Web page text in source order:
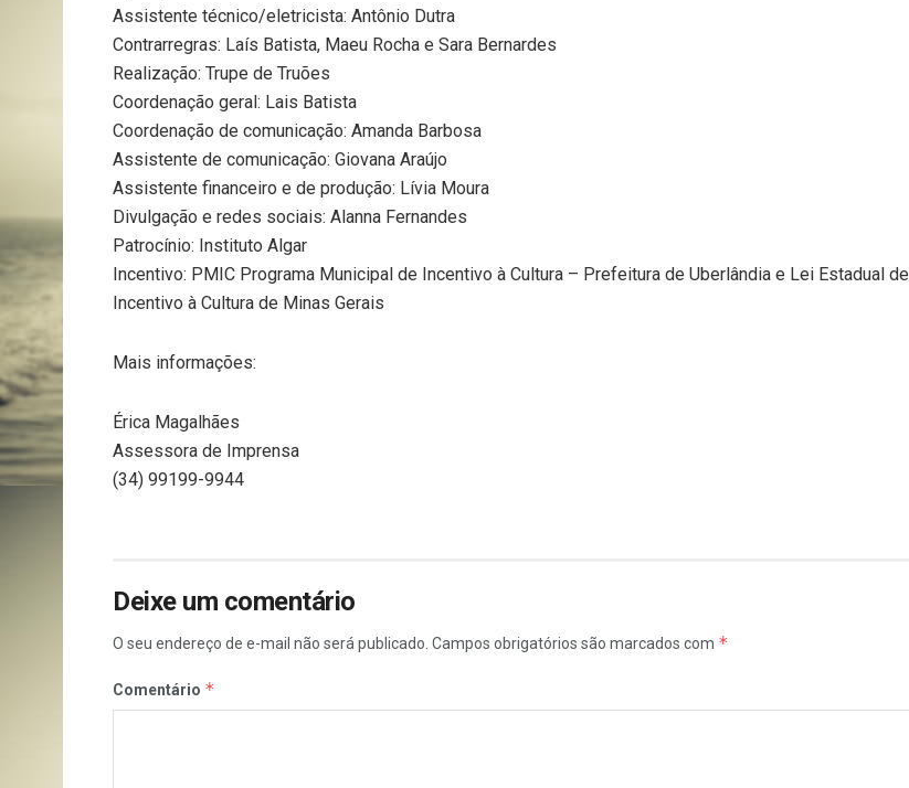
Assistente técnico/eletricista: Antônio Dutra
Contrarregras: Laís Batista, Maeu Rocha e Sara Bernardes
Realização: Trupe de Truões
Coordenação geral: Lais Batista
Coordenação de comunicação: Amanda Barbosa
Assistente de comunicação: Giovana Araújo
Assistente financeiro e de produção: Lívia Moura
Divulgação e redes sociais: Alanna Fernandes
Patrocínio: Instituto Algar
Incentivo: PMIC Programa Municipal de Incentivo à Cultura – Prefeitura de Uberlândia e Lei Estadual de
Incentivo à Cultura de Minas Gerais
Mais informações:
Érica Magalhães
Assessora de Imprensa
(34) 99199-9944
Deixe um comentário
O seu endereço de e-mail não será publicado. Campos obrigatórios são marcados com *
Comentário *